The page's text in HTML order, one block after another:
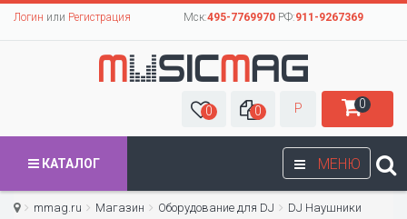
Логин или Регистрация Мск:495-7769970РФ:911-9267369
0 0 Р 0
МЕНЮ
КАТАЛОГ
mmag.ru Магазин Оборудование для DJ
DJ Наушники